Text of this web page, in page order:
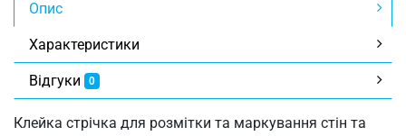
Опис
Характеристики
Відгуки 0
Клейка стрічка для розмітки та маркування стін та